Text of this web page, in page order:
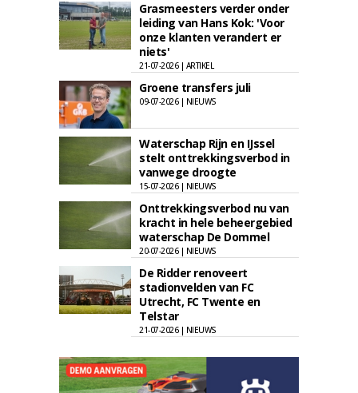
Grasmeesters verder onder
leiding van Hans Kok: 'Voor
onze klanten verandert er
niets'
21-07-2026 | ARTIKEL
Groene transfers juli
09-07-2026 | NIEUWS
Waterschap Rijn en IJssel
stelt onttrekkingsverbod in
vanwege droogte
15-07-2026 | NIEUWS
Onttrekkingsverbod nu van
kracht in hele beheergebied
waterschap De Dommel
20-07-2026 | NIEUWS
De Ridder renoveert
stadionvelden van FC
Utrecht, FC Twente en
Telstar
21-07-2026 | NIEUWS